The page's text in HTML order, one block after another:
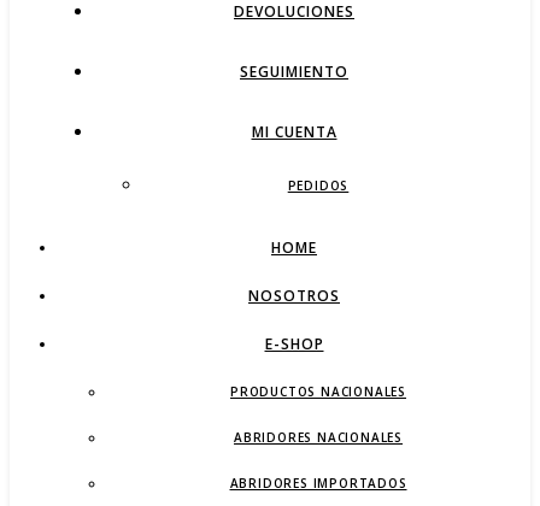
DEVOLUCIONES
SEGUIMIENTO
MI CUENTA
PEDIDOS
HOME
NOSOTROS
E-SHOP
PRODUCTOS NACIONALES
ABRIDORES NACIONALES
ABRIDORES IMPORTADOS